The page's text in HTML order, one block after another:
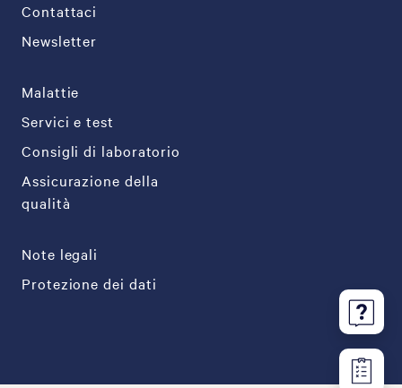
Contattaci
Newsletter
Malattie
Servici e test
Consigli di laboratorio
Assicurazione della
qualità
Note legali
Protezione dei dati